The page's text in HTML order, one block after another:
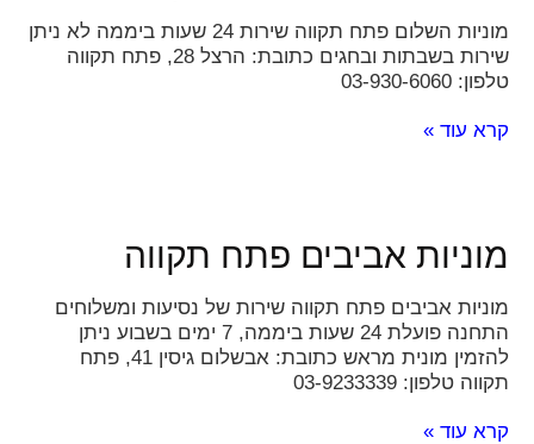
מוניות השלום פתח תקווה שירות 24 שעות ביממה לא ניתן
שירות בשבתות ובחגים כתובת: הרצל 28, פתח תקווה
טלפון: 03-930-6060
קרא עוד »
מוניות אביבים פתח תקווה
מוניות אביבים פתח תקווה שירות של נסיעות ומשלוחים
התחנה פועלת 24 שעות ביממה, 7 ימים בשבוע ניתן
להזמין מונית מראש כתובת: אבשלום גיסין 41, פתח
תקווה טלפון: 03-9233339
קרא עוד »